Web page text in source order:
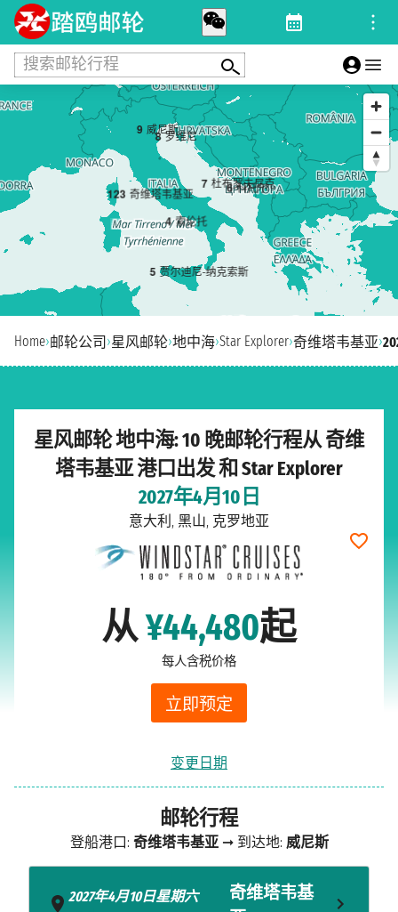
搜索邮轮行程
123 奇维塔韦基亚
4 索伦托
5 贾尔迪尼-纳克索斯
6 科托尔
7 杜布罗夫尼克
8 罗维尼
9 威尼斯
Home›邮轮公司 ›星风邮轮›地中海›Star Explorer›奇维塔韦基亚›
星风邮轮 地中海: 10 晚邮轮行程从 奇维
塔韦基亚 港口出发 和 Star Explorer
2027年4月10日
意大利, 黑山, 克罗地亚
从¥44,480起
每人含税价格
立即预定
变更日期
邮轮行程
登船港口: 奇维塔韦基亚➞ 到达地: 威尼斯
2027年4月10日星期六
奇维塔韦基